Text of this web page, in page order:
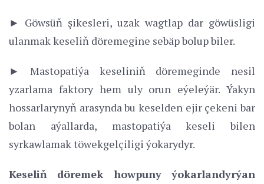
► Göwsüň şikesleri, uzak wagtlap dar göwüsligi
ulanmak keseliň döremegine sebäp bolup biler.
► Mastopatiýa keseliniň döremeginde nesil
yzarlama faktory hem uly orun eýeleýär. Ýakyn
hossarlarynyň arasynda bu keselden ejir çekeni bar
bolan aýallarda, mastopatiýa keseli bilen
syrkawlamak töwekgelçiligi ýokarydyr.
Keseliň döremek howpuny ýokarlandyrýan